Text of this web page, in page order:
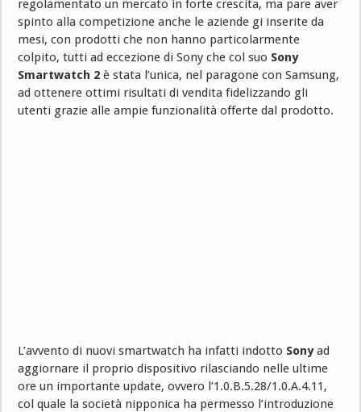
regolamentato un mercato in forte crescita, ma pare aver
spinto alla competizione anche le aziende gi inserite da
mesi, con prodotti che non hanno particolarmente
colpito, tutti ad eccezione di Sony che col suo Sony
Smartwatch 2 è stata l’unica, nel paragone con Samsung,
ad ottenere ottimi risultati di vendita fidelizzando gli
utenti grazie alle ampie funzionalità offerte dal prodotto.
L’avvento di nuovi smartwatch ha infatti indotto Sonyad
aggiornare il proprio dispositivo rilasciando nelle ultime
ore un importante update, ovvero l’1.0.B.5.28/1.0.A.4.11,
col quale la società nipponica ha permesso l’introduzione